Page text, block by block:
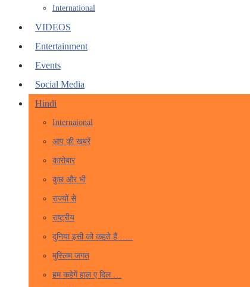
International
VIDEOS
Entertainment
Events
Social Media
Hindi
Internaional
आप की खबरें
कारोबार
कुछ और भी
राज्यों से
राष्ट्रीय
दुनिया इसी को कहते हैं …..
मुस्लिम जगत
हम कहेगें हाल ए दिल …